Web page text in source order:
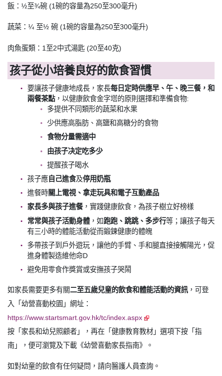
飯：½至¾碗 (1碗的容量為250至300毫升)
蔬菜：¼ 至½ 碗 (1碗的容量為250至300毫升)
肉魚蛋類：1至2中式湯匙 (20至40克)
孩子從小培養良好的飲食習慣
要讓孩子健康地成長，家長每日定時供應早、午、晚三餐，和
兩餐茶點，以健康飲食金字塔的原則選擇和準備食物:
多提供不同類形的蔬菜和水果
少供應高脂肪、高鹽和高糖分的食物
食物分量需適中
由孩子决定吃多少
提醒孩子喝水
孩子應 自己進食及停用奶瓶
進餐時關上電視、拿走玩具和電子互動產品
家長多與孩子進餐，實踐健康飲食，為孩子樹立好榜樣
常常與孩子活動身體，如跑跑、跳跳、多步行等；讓孩子每天
有三小時的體能活動從而鍛鍊健康的體魄
多帶孩子到戶外遊玩，讓他的手臂、手和腿直接接觸陽光，促
進身體製造維他命D
避免用零食作獎賞或安撫孩子哭鬧
如家長需要更多有關二至五歲兒童的飲食和體能活動的資訊，可登
入「幼營喜動校園」網址：
https://www.startsmart.gov.hk/tc/index.aspx
按「家長和幼兒照顧者」，再在「健康教育教材」選項下按「指
南」，便可瀏覽及下載《幼營喜動家長指南》。
如對幼童的飲食有任何疑問，請向醫護人員查詢。